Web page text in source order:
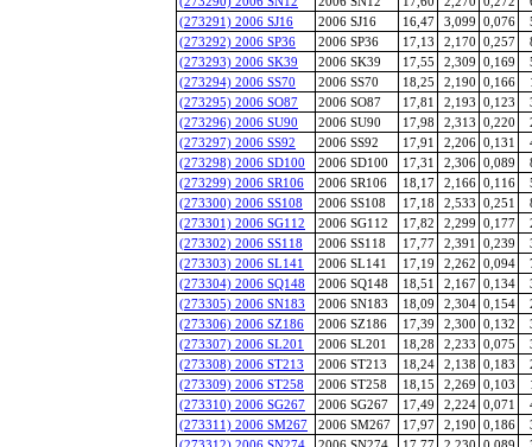
(273291) 2006 SJ16
2006 SJ16 16,47 3,099 0,076
(273292) 2006 SP36
2006 SP36 17,13 2,170 0,257
(273293) 2006 SK39
2006 SK39 17,55 2,309 0,169
(273294) 2006 SS70
2006 SS70 18,25 2,190 0,166
(273295) 2006 SO87
2006 SO87 17,81 2,193 0,123
(273296) 2006 SU90
2006 SU90 17,98 2,313 0,220
(273297) 2006 SS92
2006 SS92 17,91 2,206 0,131
(273298) 2006 SD100
2006 SD100 17,31 2,306 0,089
(273299) 2006 SR106
2006 SR106 18,17 2,166 0,116
(273300) 2006 SS108
2006 SS108 17,18 2,533 0,251
(273301) 2006 SG112
2006 SG112 17,82 2,299 0,177
(273302) 2006 SS118
2006 SS118 17,77 2,391 0,239
(273303) 2006 SL141
2006 SL141 17,19 2,262 0,094
(273304) 2006 SQ148
2006 SQ148 18,51 2,167 0,134
(273305) 2006 SN183
2006 SN183 18,09 2,304 0,154
(273306) 2006 SZ186
2006 SZ186 17,39 2,300 0,132
(273307) 2006 SL201
2006 SL201 18,28 2,233 0,075
(273308) 2006 ST213
2006 ST213 18,24 2,138 0,183
(273309) 2006 ST258
2006 ST258 18,15 2,269 0,103
(273310) 2006 SG267
2006 SG267 17,49 2,224 0,071
(273311) 2006 SM267
2006 SM267 17,97 2,190 0,186